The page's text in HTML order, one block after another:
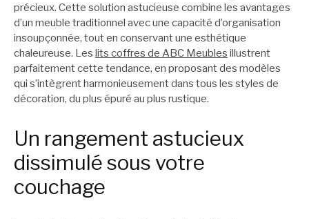
précieux. Cette solution astucieuse combine les avantages
d’un meuble traditionnel avec une capacité d’organisation
insoupçonnée, tout en conservant une esthétique
chaleureuse. Les lits coffres de ABC Meubles illustrent
parfaitement cette tendance, en proposant des modèles
qui s’intègrent harmonieusement dans tous les styles de
décoration, du plus épuré au plus rustique.
Un rangement astucieux
dissimulé sous votre
couchage